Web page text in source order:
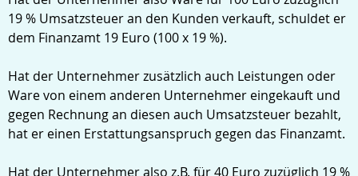
19 % Umsatzsteuer an den Kunden verkauft, schuldet er
dem Finanzamt 19 Euro (100 x 19 %).
Hat der Unternehmer zusätzlich auch Leistungen oder
Ware von einem anderen Unternehmer eingekauft und
gegen Rechnung an diesen auch Umsatzsteuer bezahlt,
hat er einen Erstattungsanspruch gegen das Finanzamt.
Hat der Unternehmer also z.B. für 40 Euro zuzüglich 19 %